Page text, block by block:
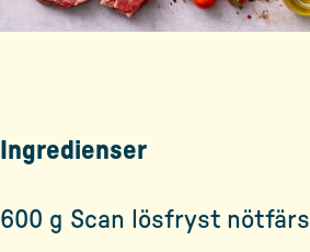
Ingredienser
600 g Scan lösfryst nötfärs